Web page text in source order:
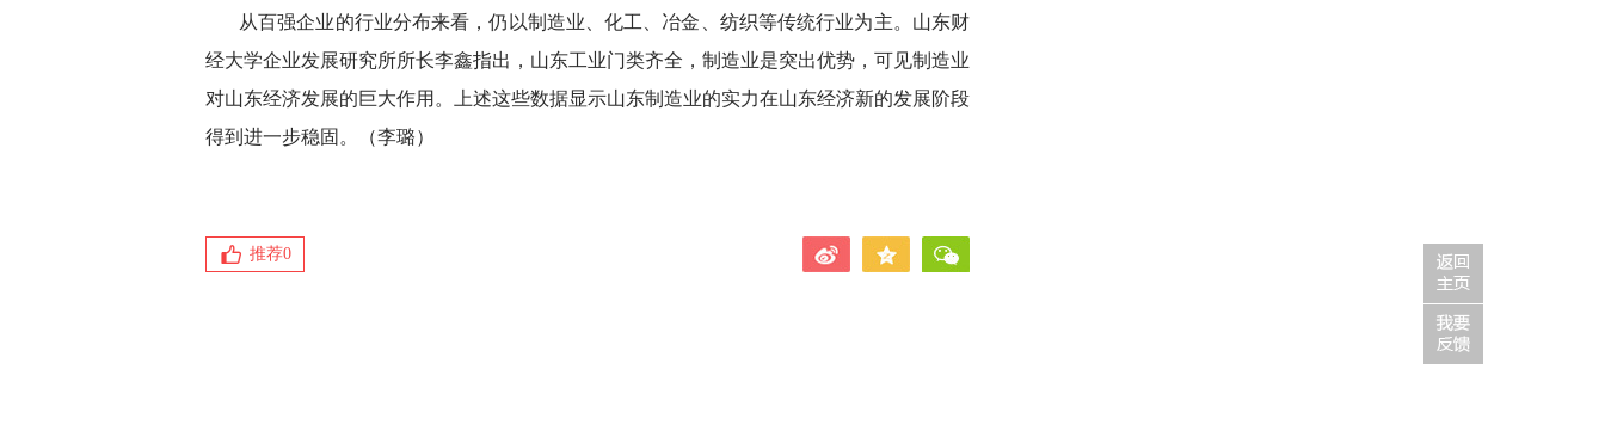
从百强企业的行业分布来看，仍以制造业、化工、冶金、纺织等传统行业为主。山东财
经大学企业发展研究所所长李鑫指出，山东工业门类齐全，制造业是突出优势，可见制造业
对山东经济发展的巨大作用。上述这些数据显示山东制造业的实力在山东经济新的发展阶段
得到进一步稳固。（李璐）
推荐0